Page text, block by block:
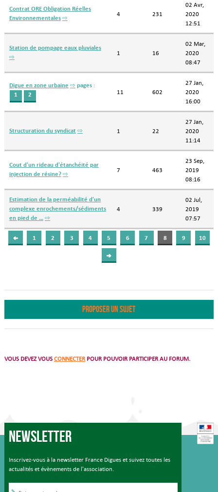
Contrat ORE Obligation Réelles
Environnementales⇨
4 231
02 Avr,
2020
12:51
Station de pompage eaux pluviales
⇨
1 16
02 Mar,
2020
08:47
Digue en zone urbaine ⇨ pages :
1
2 11 602
27 Jan,
2020
16:00
Structuration du syndicat ⇨ 1 22
27 Jan,
2020
11:14
Cout d'un rideau d'étanchéité par
injection de résine?⇨
7 463
23 Sep,
2019
08:16
Estimation de la perméabilité d'un
complexe enrochements/sédiments
en pied de …⇨
4 339
02 Jul,
2019
07:57
1 2 3 4 5 6 7 8 9 10
PROPOSER UN SUJET
VOUS DEVEZ VOUS CONNECTERPOUR POUVOIR PARTICIPER AU FORUM.
Newsletter
Inscrivez-vous à la newsletter France Digues et suivez toutes les
actualités et évènements de l'association.